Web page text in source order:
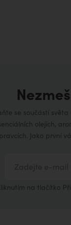
se součástí
olejích,
Jako první
na tlačítko